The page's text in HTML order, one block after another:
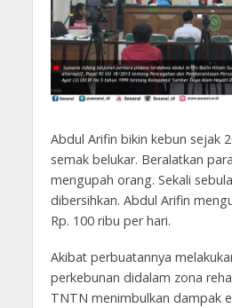
Abdul Arifin bikin kebun sejak
semak belukar. Beralatkan
mengupah orang. Sekali
dibersihkan. Abdul Arifin
Rp. 100 ribu per hari.
Akibat perbuatannya
perkebunan didalam zona
TNTN menimbulkan dampak